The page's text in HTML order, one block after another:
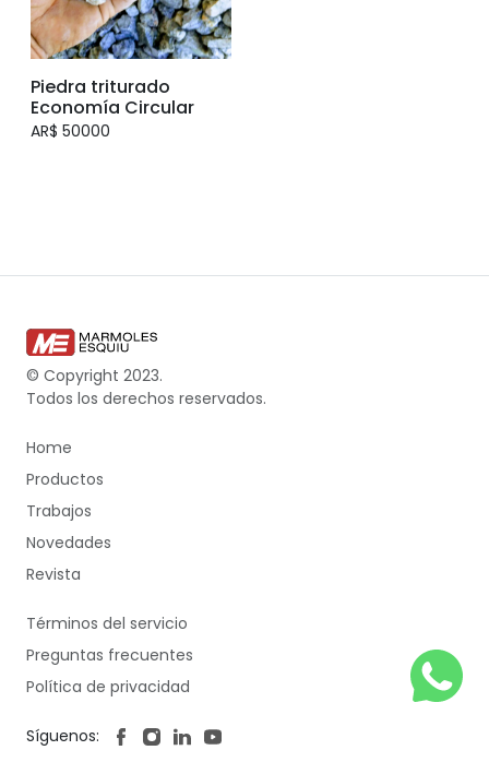
Piedra triturado
Economía Circular
AR$ 50000
© Copyright 2023.
Todos los derechos reservados.
Home
Productos
Trabajos
Novedades
Revista
Términos del servicio
Preguntas frecuentes
Política de privacidad
Síguenos: